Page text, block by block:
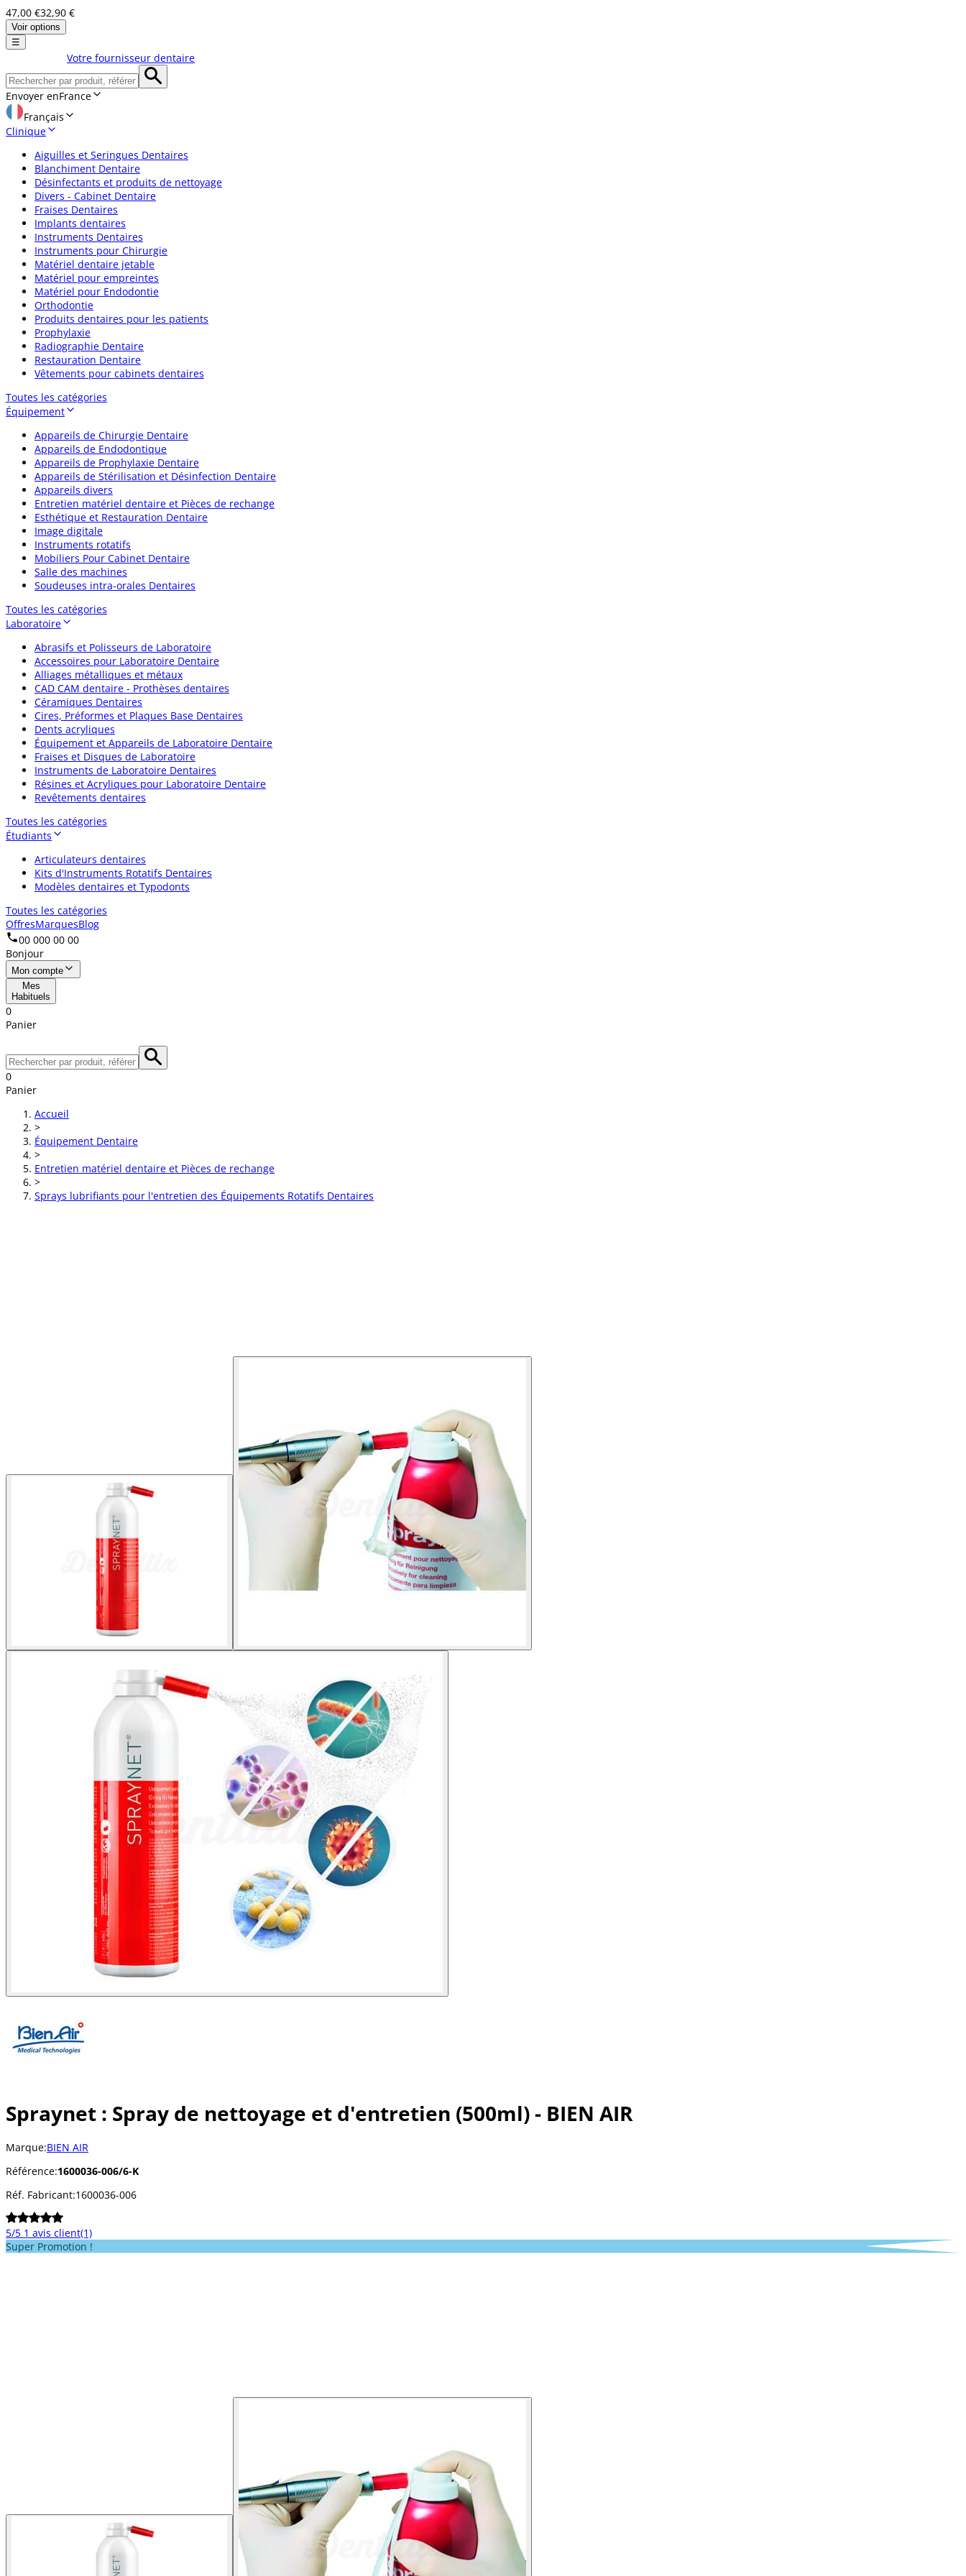
47,00 €32,90 €
Voir options
☰
Votre fournisseur dentaire
Envoyer enFrance
Français
Clinique
Aiguilles et Seringues Dentaires
Blanchiment Dentaire
Désinfectants et produits de nettoyage
Divers - Cabinet Dentaire
Fraises Dentaires
Implants dentaires
Instruments Dentaires
Instruments pour Chirurgie
Matériel dentaire jetable
Matériel pour empreintes
Matériel pour Endodontie
Orthodontie
Produits dentaires pour les patients
Prophylaxie
Radiographie Dentaire
Restauration Dentaire
Vêtements pour cabinets dentaires
Toutes les catégories
Équipement
Appareils de Chirurgie Dentaire
Appareils de Endodontique
Appareils de Prophylaxie Dentaire
Appareils de Stérilisation et Désinfection Dentaire
Appareils divers
Entretien matériel dentaire et Pièces de rechange
Esthétique et Restauration Dentaire
Image digitale
Instruments rotatifs
Mobiliers Pour Cabinet Dentaire
Salle des machines
Soudeuses intra-orales Dentaires
Toutes les catégories
Laboratoire
Abrasifs et Polisseurs de Laboratoire
Accessoires pour Laboratoire Dentaire
Alliages métalliques et métaux
CAD CAM dentaire - Prothèses dentaires
Céramiques Dentaires
Cires, Préformes et Plaques Base Dentaires
Dents acryliques
Équipement et Appareils de Laboratoire Dentaire
Fraises et Disques de Laboratoire
Instruments de Laboratoire Dentaires
Résines et Acryliques pour Laboratoire Dentaire
Revêtements dentaires
Toutes les catégories
Étudiants
Articulateurs dentaires
Kits d'Instruments Rotatifs Dentaires
Modèles dentaires et Typodonts
Toutes les catégories
OffresMarquesBlog
00 000 00 00
Bonjour
Mon compte
Mes
Habituels
0
Panier
0
Panier
Accueil
>
Équipement Dentaire
>
Entretien matériel dentaire et Pièces de rechange
>
Sprays lubrifiants pour l'entretien des Équipements Rotatifs Dentaires
Spraynet : Spray de nettoyage et d'entretien (500ml) - BIEN AIR
Marque:BIEN AIR
Référence:1600036-006/6-K
Réf. Fabricant:1600036-006
5/5 1 avis client(1)
Super Promotion !